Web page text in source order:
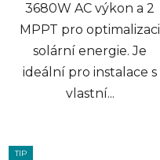
3680W AC výkon a 2
MPPT pro optimalizaci
solární energie. Je
ideální pro instalace s
vlastní...
TIP